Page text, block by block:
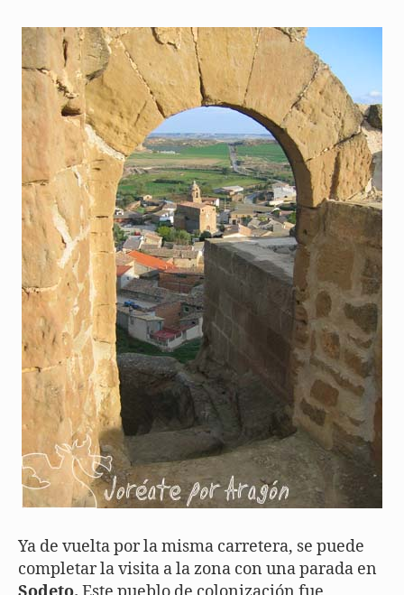
Ya de vuelta por la misma carretera, se puede
completar la visita a la zona con una parada en